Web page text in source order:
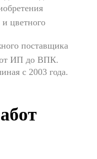
цветного
поставщика
от ИП до ВПК.
с 2003 года.